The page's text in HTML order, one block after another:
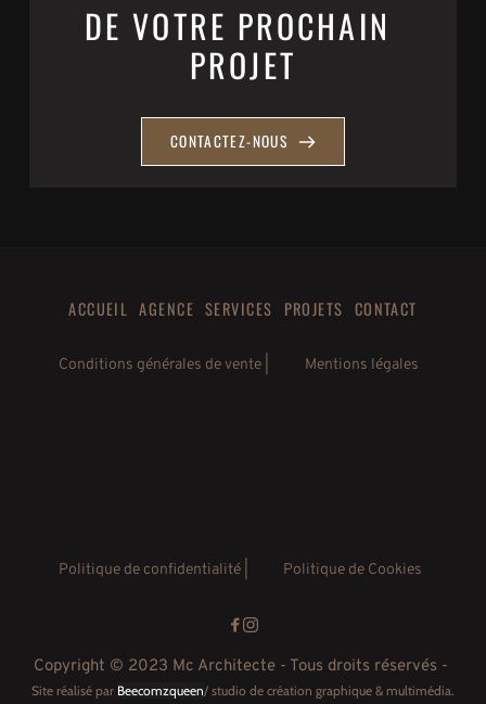
DE VOTRE PROCHAIN
PROJET
CONTACTEZ-NOUS
ACCUEIL AGENCE SERVICES PROJETS CONTACT
Conditions générales de vente | Mentions légales
Politique de confidentialité Politique de Cookies
Copyright © 2023 Mc Architecte - Tous droits réservés -
Site réalisé par Beecomzqueen/ studio de création graphique & multimédia.